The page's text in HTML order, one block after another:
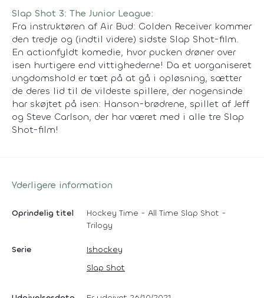
Slap Shot 3: The Junior League:
Fra instruktøren af Air Bud: Golden Receiver kommer
den tredje og (indtil videre) sidste Slap Shot-film.
En actionfyldt komedie, hvor pucken drøner over
isen hurtigere end vittighederne! Da et uorganiseret
ungdomshold er tæt på at gå i opløsning, sætter
de deres lid til de vildeste spillere, der nogensinde
har skøjtet på isen: Hanson-brødrene, spillet af Jeff
og Steve Carlson, der har været med i alle tre Slap
Shot-film!
Yderligere information
Oprindelig titel
Hockey Time - All Time Slap Shot -
Trilogy
Serie
Ishockey
Slap Shot